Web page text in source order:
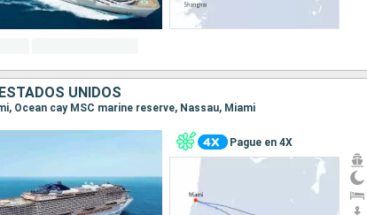
UNIDOS
Ocean cay MSC marine reserve, Nassau, Miami
Pague en 4X